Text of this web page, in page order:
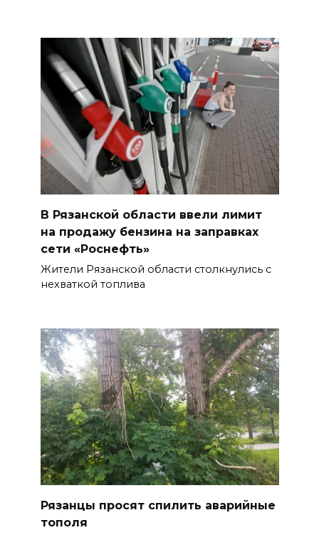
В Рязанской области ввели лимит
на продажу бензина на заправках
сети «Роснефть»
Жители Рязанской области столкнулись с
нехваткой топлива
Рязанцы просят спилить аварийные
тополя